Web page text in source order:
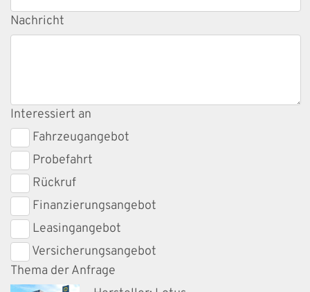
Nachricht
Interessiert an
Fahrzeugangebot
Probefahrt
Rückruf
Finanzierungsangebot
Leasingangebot
Versicherungsangebot
Thema der Anfrage